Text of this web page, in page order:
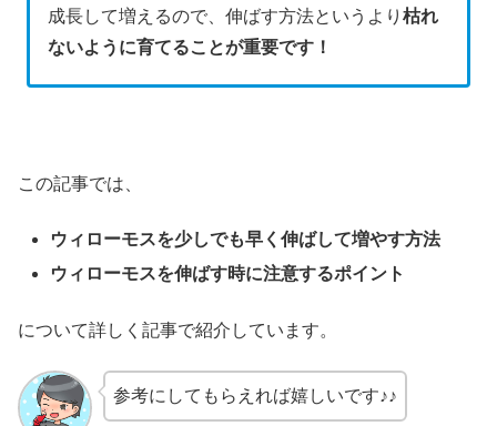
成長して増えるので、伸ばす方法というより枯れ
ないように育てることが重要です！
この記事では、
ウィローモスを少しでも早く伸ばして増やす方法
ウィローモスを伸ばす時に注意するポイント
について詳しく記事で紹介しています。
参考にしてもらえれば嬉しいです♪♪